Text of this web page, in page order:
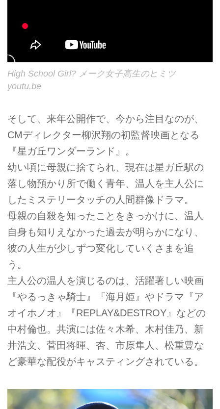
High School Girl? メーク女子高生のヒミツ
youtu.be
そして、来年公開作で、今から注目なのが、
CMディレクター柳沢翔の初監督映画となる
『星ガ丘ワンダーランド』。
幼い頃に母親に捨てられ、現在は星ガ丘駅の
落し物預かり所で働く青年、温人を主人公に
したミステリータッチの人間群像ドラマ。
母親の自殺を知ったことをきっかけに、温人
自身も知りえなかった過去が明らかになり、
彼の人生が少しずつ変化していくさまを追
う。
主人公の温人を演じるのは、活躍著しい映画
『やるっきゃ騎士』『海月姫』やドラマ『ア
オイホノオ』『REPLAY&DESTROY』などの
中村倫也。共演には佐々木希、木村佳乃、新
井浩文、菅田将暉、杏、市原隼人、松重豊な
ど豪華な配役がキャスティングされている。